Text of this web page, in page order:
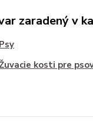
zaradený v
Psy
kosti pre